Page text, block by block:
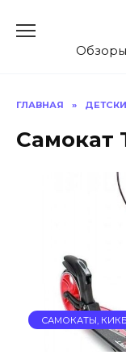
содержанию
ГЛАВНАЯ »
Самокат
САМОКАТЫ,